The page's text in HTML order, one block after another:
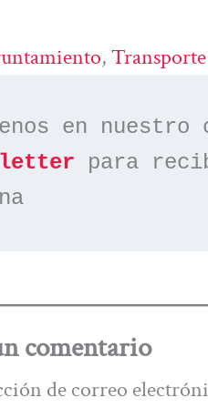
, Transporte
en
para
comentario
de correo